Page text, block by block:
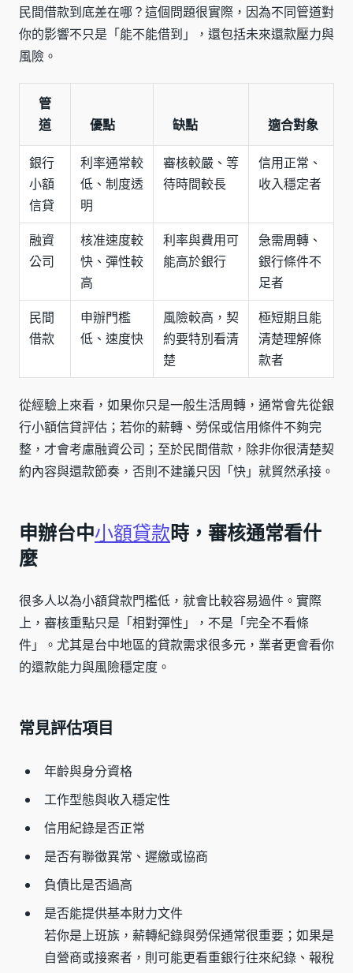
民間借款到底差在哪？這個問題很實際，因為不同管道對
你的影響不只是「能不能借到」，還包括未來還款壓力與
風險。
管
道
優點 缺點 適合對象
銀行
小額
信貸
利率通常較
低、制度透
明
審核較嚴、等
待時間較長
信用正常、
收入穩定者
融資
公司
核准速度較
快、彈性較
高
利率與費用可
能高於銀行
急需周轉、
銀行條件不
足者
民間
借款
申辦門檻
低、速度快
風險較高，契
約要特別看清
楚
極短期且能
清楚理解條
款者
從經驗上來看，如果你只是一般生活周轉，通常會先從銀
行小額信貸評估；若你的薪轉、勞保或信用條件不夠完
整，才會考慮融資公司；至於民間借款，除非你很清楚契
約內容與還款節奏，否則不建議只因「快」就貿然承接。
申辦台中小額貸款時，審核通常看什
麼
很多人以為小額貸款門檻低，就會比較容易過件。實際
上，審核重點只是「相對彈性」，不是「完全不看條
件」。尤其是台中地區的貸款需求很多元，業者更會看你
的還款能力與風險穩定度。
常見評估項目
年齡與身分資格
工作型態與收入穩定性
信用紀錄是否正常
是否有聯徵異常、遲繳或協商
負債比是否過高
是否能提供基本財力文件
若你是上班族，薪轉紀錄與勞保通常很重要；如果是
自營商或接案者，則可能更看重銀行往來紀錄、報稅